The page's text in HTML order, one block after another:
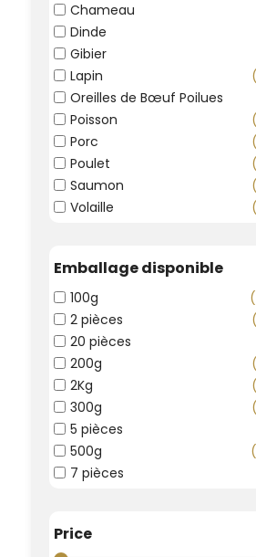
Chameau
Dinde
Gibier
Lapin
Oreilles de Bœuf Poilues
Poisson
Porc
Poulet
Saumon
Volaille
Emballage disponible
100g
2 pièces
20 pièces
200g
2Kg
300g
5 pièces
500g
7 pièces
Price